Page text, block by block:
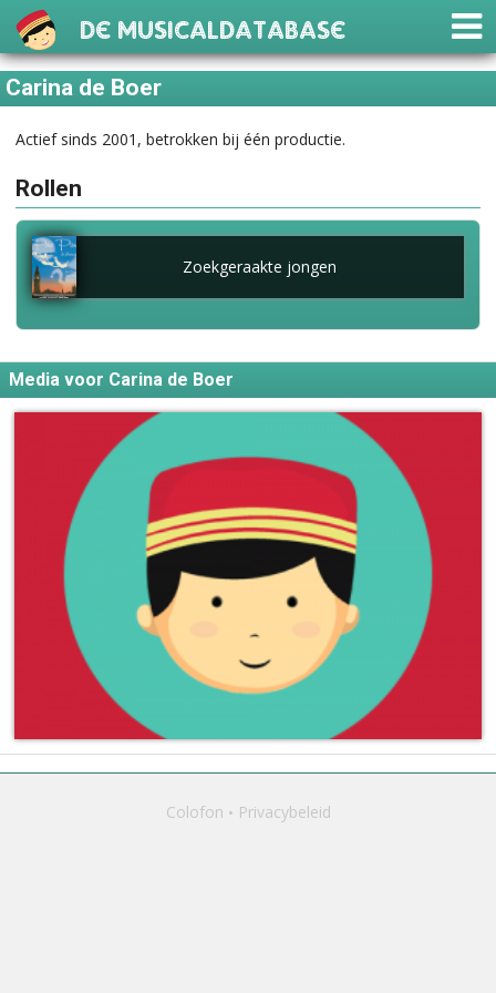
De Musicaldatabase
Carina de Boer
Actief sinds 2001, betrokken bij één productie.
Rollen
Zoekgeraakte jongen
Media voor Carina de Boer
Colofon Privacybeleid